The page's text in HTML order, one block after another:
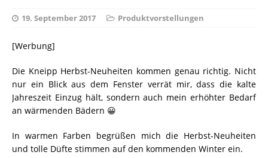
19. September 2017 Produktvorstellungen
[Werbung]
Die Kneipp Herbst-Neuheiten kommen genau richtig. Nicht
nur ein Blick aus dem Fenster verrät mir, dass die kalte
Jahreszeit Einzug hält, sondern auch mein erhöhter Bedarf
an wärmenden Bädern 😀
In warmen Farben begrüßen mich die Herbst-Neuheiten
und tolle Düfte stimmen auf den kommenden Winter ein.